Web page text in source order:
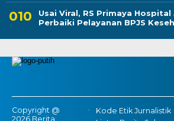
Usai Viral, RS Primaya Hospital
Perbaiki Pelayanan BPJS
Copyright @
2026 Berita
Kode Etik Jurnalistik